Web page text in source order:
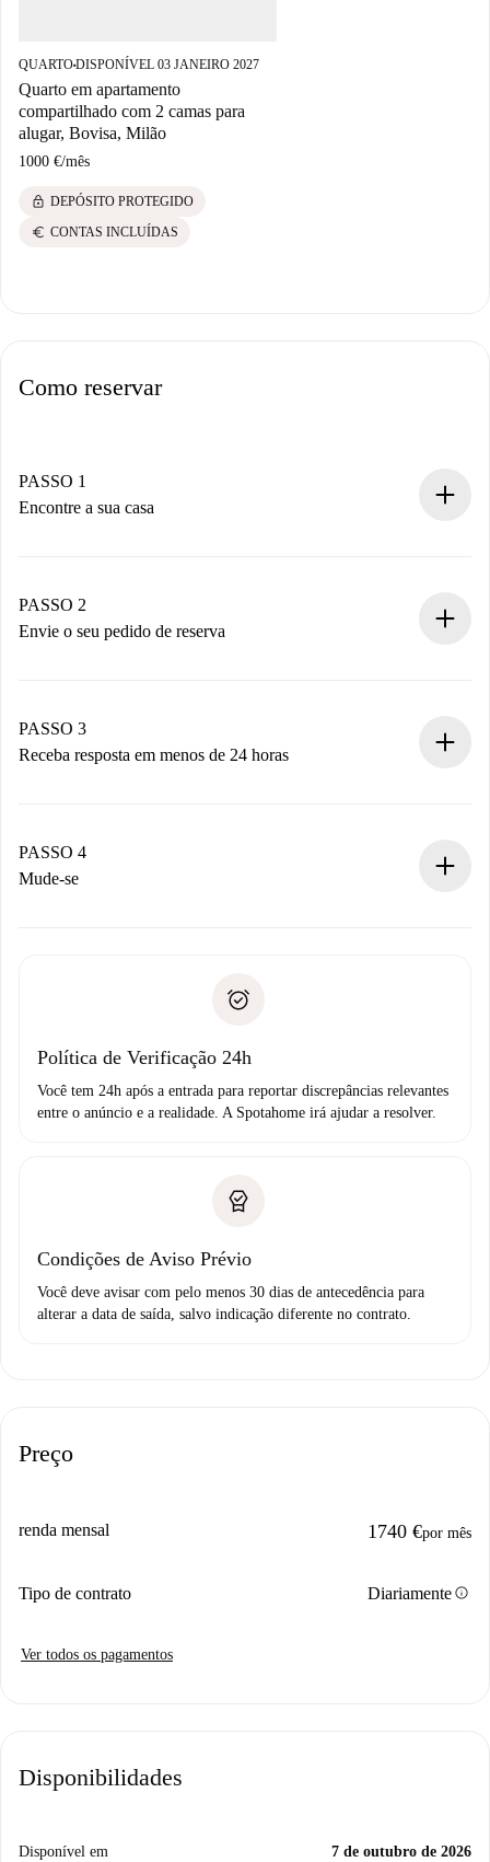
QUARTO■DISPONÍVEL 03 JANEIRO 2027
Quarto em apartamento
compartilhado com 2 camas para
alugar, Bovisa, Milão
1000 €/mês
lock DEPÓSITO PROTEGIDO
euro CONTAS INCLUÍDAS
Como reservar
PASSO 1
Encontre a sua casa
Você tem todas as informações necessárias
antecipadamente.
PASSO 2
Envie o seu pedido de reserva
Não cobramos nada até que o proprietário confirme.
PASSO 3
Receba resposta em menos de 24 horas
proprietário.
Se recusada: não cobraremos nada e ofereceremos
Débito direto bancário
PASSO 4
Mude-se
não comunicar nenhum problema.
Política de Verificação 24h
Você tem 24h após a entrada para reportar discrepâncias relevantes
entre o anúncio e a realidade. A Spotahome irá ajudar a resolver.
Condições de Aviso Prévio
Você deve avisar com pelo menos 30 dias de antecedência para
alterar a data de saída, salvo indicação diferente no contrato.
Preço
renda mensal 1740 €por mês
Tipo de contrato Diariamenteinfo
Ver todos os pagamentos
Disponibilidades
Disponível em 7 de outubro de 2026